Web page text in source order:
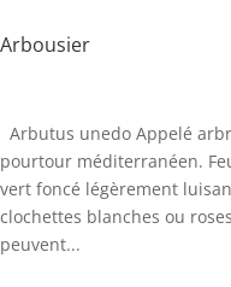
Arbousier
Arbutus unedo Appelé
pourtour méditerranéen.
vert foncé légèrement
clochettes blanches ou
peuvent...